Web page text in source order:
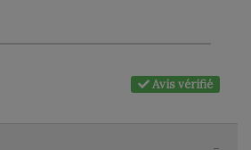
Avis vérifié